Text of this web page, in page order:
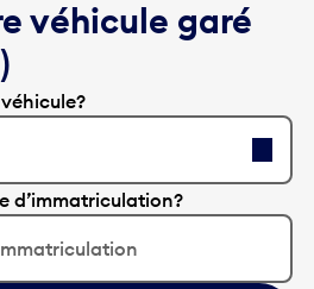
véhicule garé
d’immatriculation?